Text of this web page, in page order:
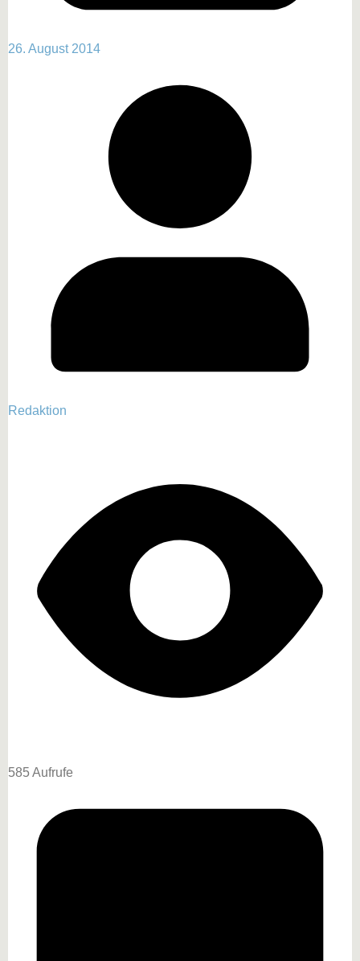
26. August 2014
Redaktion
585 Aufrufe